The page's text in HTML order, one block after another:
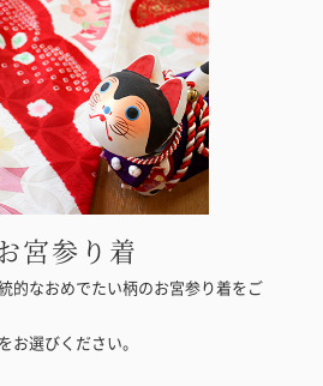
宮参り着
的なおめでたい柄のお宮参り着をご
お選びください。